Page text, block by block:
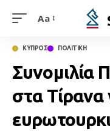
Aa
ΚΥΠΡΟΣ ΠΟΛΙΤΙΚΗ
Συνομιλία
στα Τίρανα